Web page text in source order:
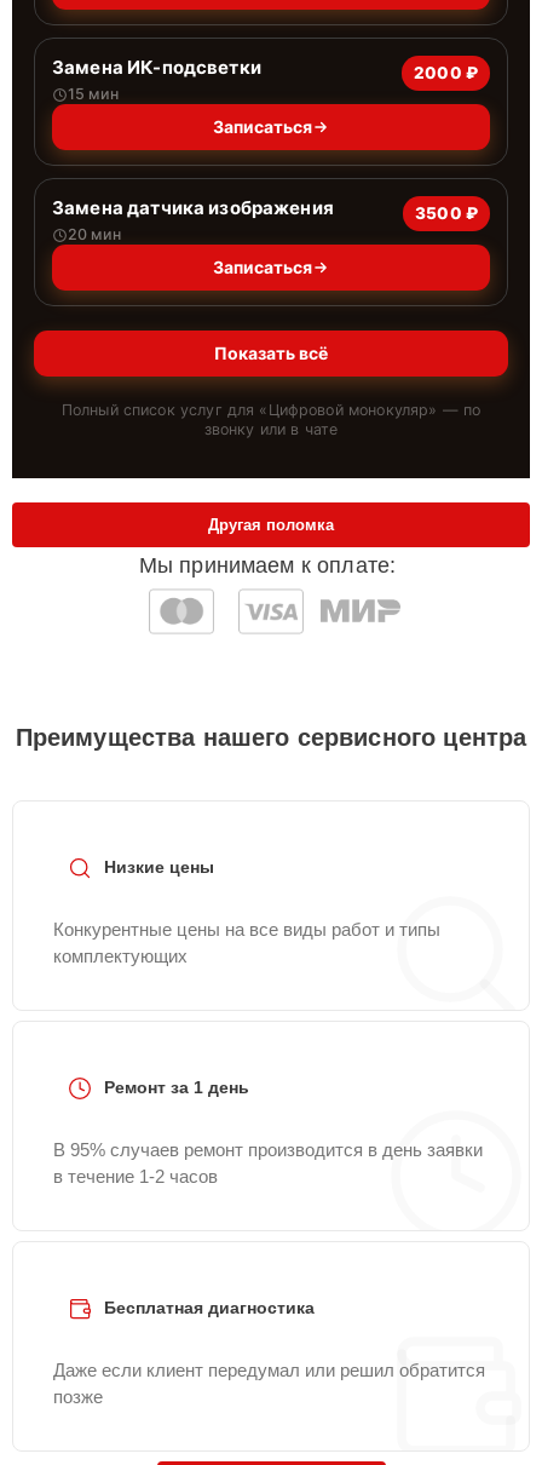
Замена ИК-подсветки
15 мин
2000 ₽
Записаться
Замена датчика изображения
20 мин
3500 ₽
Записаться
Показать всё
Полный список услуг для « Цифровой монокуляр» — по
звонку или в чате
Мы принимаем к оплате:
Другая поломка
Преимущества нашего сервисного центра
Низкие цены
Конкурентные цены на все виды работ и типы
комплектующих
Ремонт за 1 день
В 95% случаев ремонт производится в день заявки
в течение 1-2 часов
Бесплатная диагностика
Даже если клиент передумал или решил обратится
позже